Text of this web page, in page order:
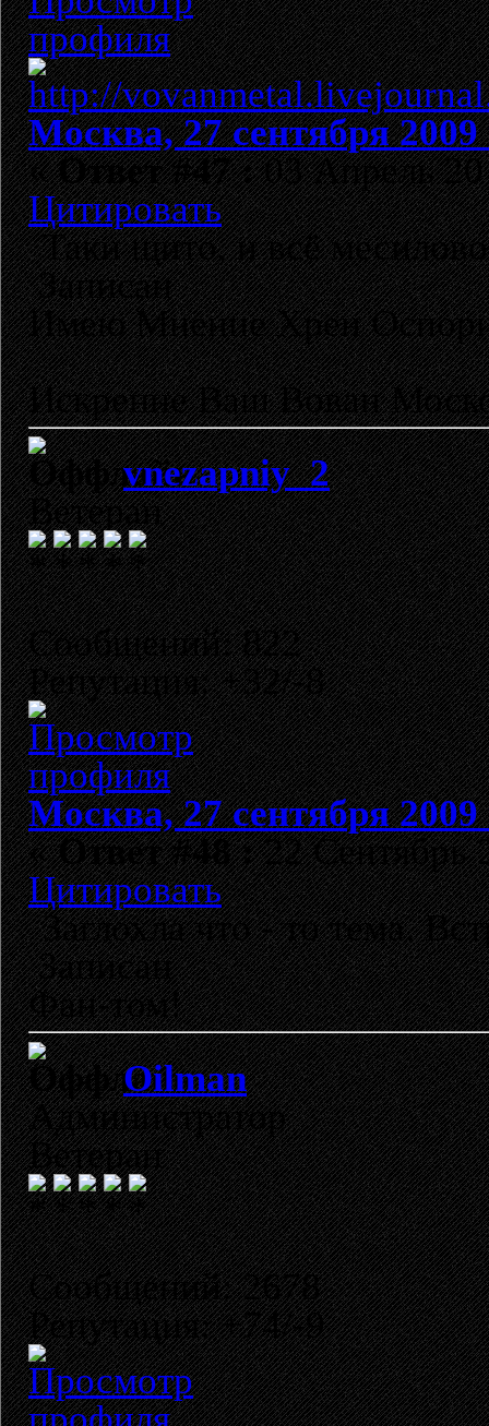
Москва, 27 сентября 2009
«Ответ #47 :03 Апрель
Цитировать
Таки щито, и всё
Записан
Имею Мнение Хрен
Искренне Ваш Вован
vnezapniy_2
Ветеран
Сообщений: 822
Репутация: +32/-8
Москва, 27 сентября 2009
«Ответ #48 :22 Сентябрь
Цитировать
Заглохла что - то тема.
Записан
Фан-том!
Oilman
Администратор
Ветеран
Сообщений: 2678
Репутация: +74/-9